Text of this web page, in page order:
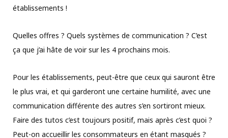
établissements !
Quelles offres ? Quels systèmes de communication ? C’est
ça que j’ai hâte de voir sur les 4 prochains mois.
Pour les établissements, peut-être que ceux qui sauront être
le plus vrai, et qui garderont une certaine humilité, avec une
communication différente des autres s’en sortiront mieux.
Faire des tutos c’est toujours positif, mais après c’est quoi ?
Peut-on accueillir les consommateurs en étant masqués ?